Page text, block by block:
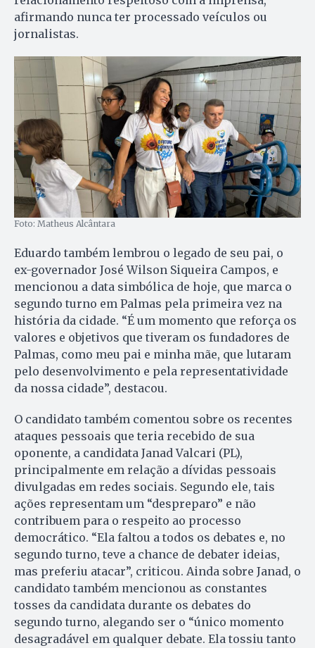
afirmando nunca ter processado veículos ou
jornalistas.
Foto: Matheus Alcântara
Eduardo também lembrou o legado de seu pai, o
ex-governador José Wilson Siqueira Campos, e
mencionou a data simbólica de hoje, que marca o
segundo turno em Palmas pela primeira vez na
história da cidade. “É um momento que reforça os
valores e objetivos que tiveram os fundadores de
Palmas, como meu pai e minha mãe, que lutaram
pelo desenvolvimento e pela representatividade
da nossa cidade”, destacou.
O candidato também comentou sobre os recentes
ataques pessoais que teria recebido de sua
oponente, a candidata Janad Valcari (PL),
principalmente em relação a dívidas pessoais
divulgadas em redes sociais. Segundo ele, tais
ações representam um “despreparo” e não
contribuem para o respeito ao processo
democrático. “Ela faltou a todos os debates e, no
segundo turno, teve a chance de debater ideias,
mas preferiu atacar”, criticou. Ainda sobre Janad, o
candidato também mencionou as constantes
tosses da candidata durante os debates do
segundo turno, alegando ser o “único momento
desagradável em qualquer debate. Ela tossiu tanto